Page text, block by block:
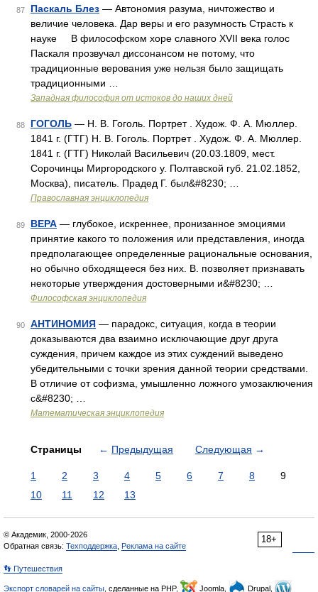
87 Паскаль Блез — Автономия разума, ничтожество и
величие человека. Дар веры и его разумность Страсть к
науке В философском хоре славного XVII века голос
Паскаля прозвучал диссонансом не потому, что
традиционные верования уже нельзя было защищать
традиционными …
Западная философия от истоков до наших дней
88 ГОГОЛЬ — Н. В. Гоголь. Портрет . Худож. Ф. А. Мюллер.
1841 г. (ГТГ) Н. В. Гоголь. Портрет . Худож. Ф. А. Мюллер.
1841 г. (ГТГ) Николай Васильевич (20.03.1809, мест.
Сорочинцы Миргородского у. Полтавской губ. 21.02.1852,
Москва), писатель. Прадед Г. был&#8230; …
Православная энциклопедия
89 ВЕРА — глубокое, искреннее, пронизанное эмоциями
принятие какого то положения или представления, иногда
предполагающее определенные рациональные основания,
но обычно обходящееся без них. В. позволяет признавать
некоторые утверждения достоверными и&#8230; …
Философская энциклопедия
90 АНТИНОМИЯ — парадокc, ситуация, когда в теории
доказываются два взаимно исключающие друг друга
суждения, причем каждое из этих суждений выведено
убедительными с точки зрения данной теории средствами.
В отличие от софизма, умышленно ложного умозаключения
с&#8230; …
Математическая энциклопедия
Страницы ← Предыдущая Следующая →
1 2 3 4 5 6 7 8
9
10
11 12 13
18+
© Академик, 2000-2026
Обратная связь: Техподдержка Реклама на сайте
👣 Путешествия
Экспорт словарей на сайты , сделанные на PHP, Joomla, Drupal,